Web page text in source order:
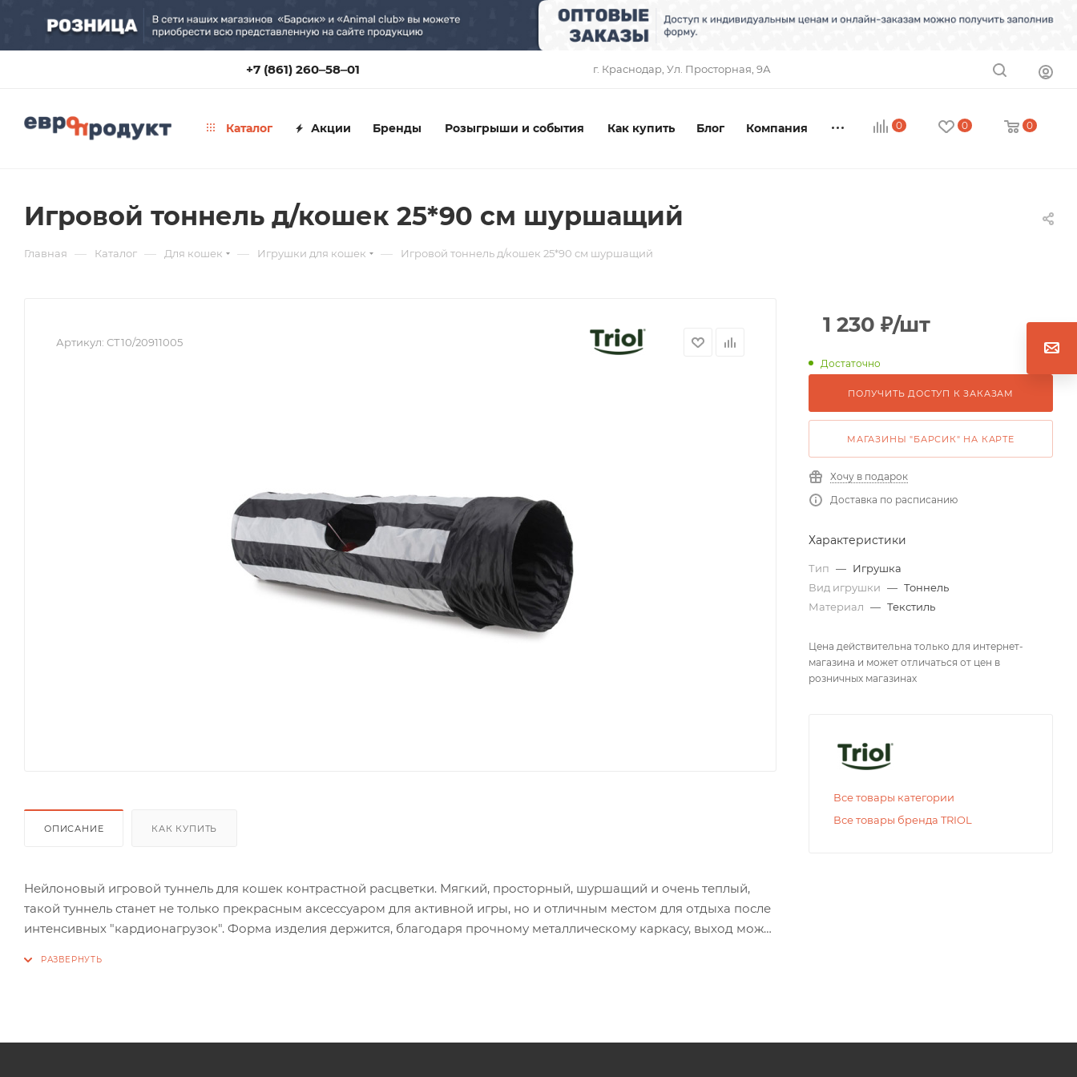
+7 (861) 260‒58‒01 г. Краснодар, ​Ул. Просторная, 9А
0 0 0
Каталог Акции Бренды Розыгрыши и события Как купить Блог Компания
Игровой тоннель д/кошек 25*90 см шуршащий
Главная — Каталог — Для кошек — Игрушки для кошек — Игровой тоннель д/кошек 25*90 см шуршащий
Артикул: СТ10/20911005
ОПИСАНИЕ КАК КУПИТЬ
Нейлоновый игровой туннель для кошек контрастной расцветки. Мягкий, просторный, шуршащий и очень теплый,
такой туннель станет не только прекрасным аксессуаром для активной игры, но и отличным местом для отдыха после
интенсивных "кардионагрузок". Форма изделия держится, благодаря прочному металлическому каркасу, выход может
1 230 ₽/шт
Достаточно
ПОЛУЧИТЬ ДОСТУП К ЗАКАЗАМ
МАГАЗИНЫ "БАРСИК" НА КАРТЕ
Хочу в подарок
Доставка по расписанию
Характеристики
Тип — Игрушка
Вид игрушки — Тоннель
Материал — Текстиль
Цена действительна только для интернет-
магазина и может отличаться от цен в
розничных магазинах
Все товары категории
Все товары бренда TRIOL